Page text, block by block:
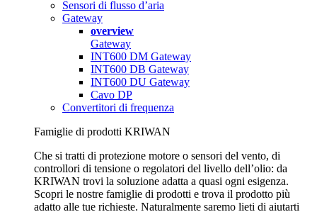
Sensori di flusso d’aria
Gateway
overview
Gateway
INT600 DM Gateway
INT600 DB Gateway
INT600 DU Gateway
Cavo DP
Convertitori di frequenza
Famiglie di prodotti KRIWAN
Che si tratti di protezione motore o sensori del vento, di
controllori di tensione o regolatori del livello dell’olio: da
KRIWAN trovi la soluzione adatta a quasi ogni esigenza.
Scopri le nostre famiglie di prodotti e trova il prodotto più
adatto alle tue richieste. Naturalmente saremo lieti di aiutarti